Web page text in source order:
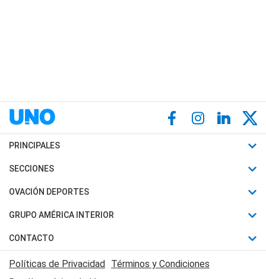
PRINCIPALES
Últimas Noticias
Política
Judiciales
Economia
SECCIONES
Horóscopo
Motores
Trucos caseros
Series y Películas
OVACIÓN DEPORTES
Fútbol
Mundial
Automovilismo
Rugby
GRUPO AMÉRICA INTERIOR
Canal 7 en Vivo
CONTACTO
Acerca de Nosotros
Políticas de Privacidad Términos y Condiciones